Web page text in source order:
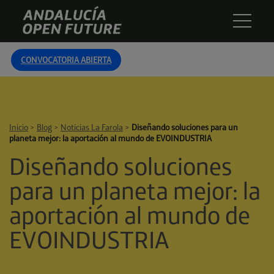
content
Andalucía
Open
Future
CONVOCATORIA ABIERTA
Inicio > Blog > Noticias La Farola > Diseñando soluciones para un
planeta mejor: la aportación al mundo de EVOINDUSTRIA
Diseñando soluciones
para un planeta mejor: la
aportación al mundo de
EVOINDUSTRIA